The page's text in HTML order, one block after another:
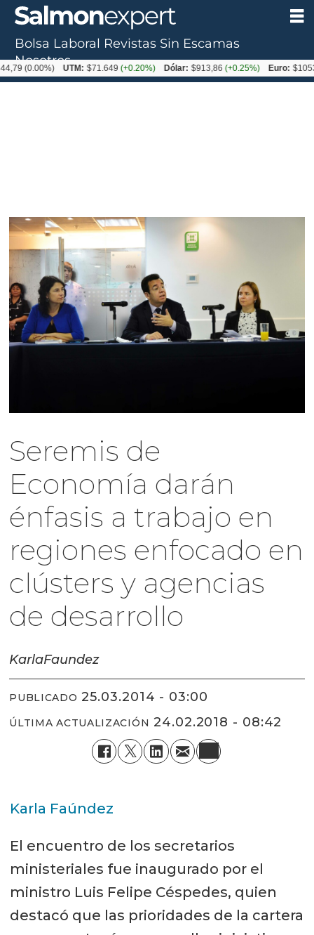
Seremis de
Economía darán
énfasis a trabajo en
regiones enfocado en
clústers y agencias
de desarrollo
KarlaFaundez
PUBLICADO 25.03.2014 - 03:00
ÚLTIMA ACTUALIZACIÓN 24.02.2018 - 08:42
Karla Faúndez
El encuentro de los secretarios
ministeriales fue inaugurado por el
ministro Luis Felipe Céspedes, quien
destacó que las prioridades de la cartera
Bolsa Laboral Revistas Sin Escamas
Nosotros
UTM: $71.649(+0.20%) Dólar: $913,86(+0.25%) Euro: $1053,08 (-